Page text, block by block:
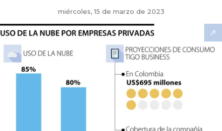
miércoles, 15 de marzo de 2023